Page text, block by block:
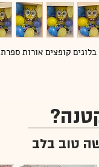
קופצים אורות
טוב בלב